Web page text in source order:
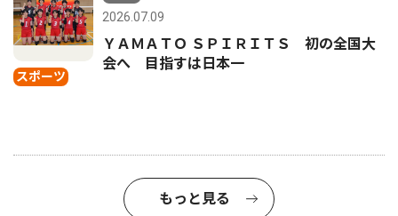
スポーツ
2026.07.09
ＹＡＭＡＴＯ ＳＰＩＲＩＴＳ 初の全国大
会へ 目指すは日本一
もっと見る